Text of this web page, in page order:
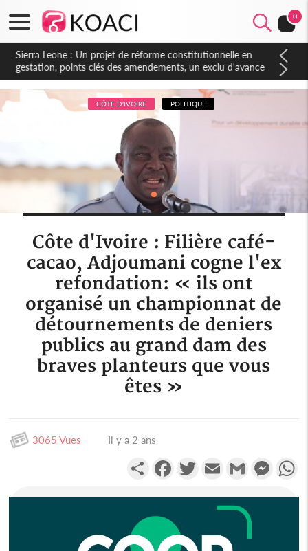
0
Sierra Leone : Un projet de réforme constitutionnelle en
gestation, points clés des amendements, un exclu d'avance
CÔTE D'IVOIRE POLITIQUE
Côte d'Ivoire : Filière café-
cacao, Adjoumani cogne l'ex
refondation: « ils ont
organisé un championnat de
détournements de deniers
publics au grand dam des
braves planteurs que vous
êtes »
3065 Vues Il y a 2 ans
PartagerFacebookTwitterEmail Gmail